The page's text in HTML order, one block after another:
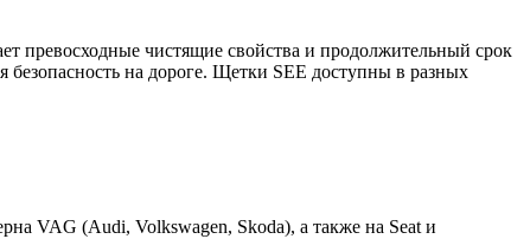
превосходные чистящие свойства и продолжительный срок
на дороге. Щетки SEE доступны в разных
VAG (Audi, Volkswagen, Skoda), а также на Seat и